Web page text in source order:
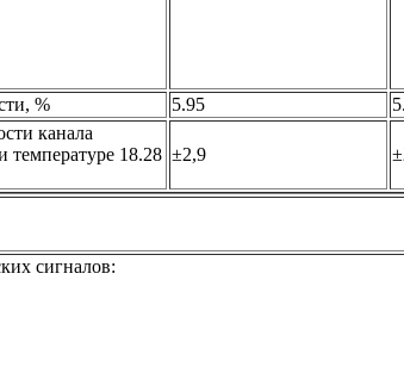
% 5.95
канала
температуре 18.28 ±2,9
сигналов: